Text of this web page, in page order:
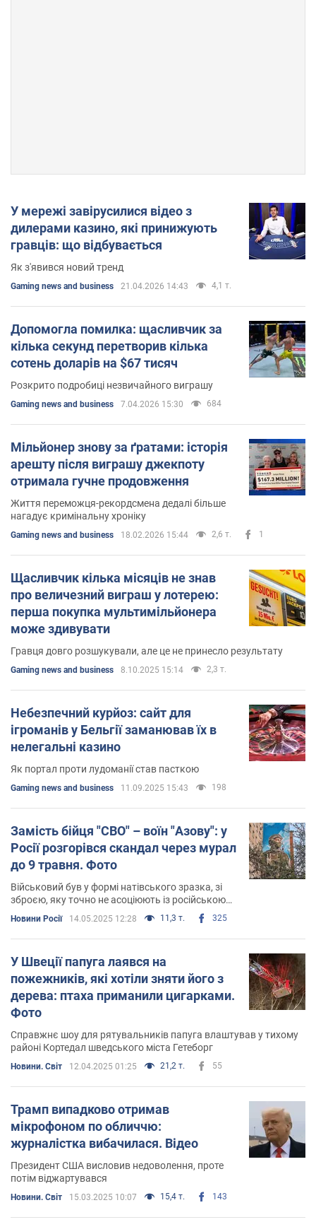
У мережі завірусилися відео з
дилерами казино, які принижують
гравців: що відбувається
Як з'явився новий тренд
Gaming news and business 21.04.2026 14:43 4,1 т.
Допомогла помилка: щасливчик за
кілька секунд перетворив кілька
сотень доларів на $67 тисяч
Розкрито подробиці незвичайного виграшу
Gaming news and business 7.04.2026 15:30 684
Мільйонер знову за ґратами: історія
арешту після виграшу джекпоту
отримала гучне продовження
Життя переможця-рекордсмена дедалі більше
нагадує кримінальну хроніку
Gaming news and business 18.02.2026 15:44 2,6 т. 1
Щасливчик кілька місяців не знав
про величезний виграш у лотерею:
перша покупка мультимільйонера
може здивувати
Гравця довго розшукували, але це не принесло результату
Gaming news and business 8.10.2025 15:14 2,3 т.
Небезпечний курйоз: сайт для
ігроманів у Бельгії заманював їх в
нелегальні казино
Як портал проти лудоманії став пасткою
Gaming news and business 11.09.2025 15:43 198
Замість бійця "СВО" – воїн "Азову": у
Росії розгорівся скандал через мурал
до 9 травня. Фото
Військовий був у формі натівського зразка, зі
зброєю, яку точно не асоціюють із російською
Новини Росії 14.05.2025 12:28 11,3 т. 325
У Швеції папуга лаявся на
пожежників, які хотіли зняти його з
дерева: птаха приманили цигарками.
Фото
Справжнє шоу для рятувальників папуга влаштував у тихому
районі Кортедал шведського міста Гетеборг
Новини. Світ 12.04.2025 01:25 21,2 т. 55
Трамп випадково отримав
мікрофоном по обличчю:
журналістка вибачилася. Відео
Президент США висловив недоволення, проте
потім віджартувався
Новини. Світ 15.03.2025 10:07 15,4 т. 143